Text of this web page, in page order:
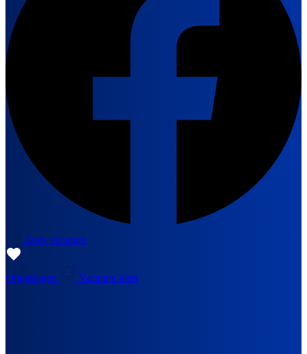
Zoek vacature
Opgeslagen Vacature alert